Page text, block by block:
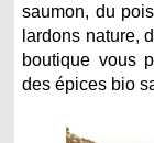
saumon, du
lardons nature,
boutique vous
des épices bio